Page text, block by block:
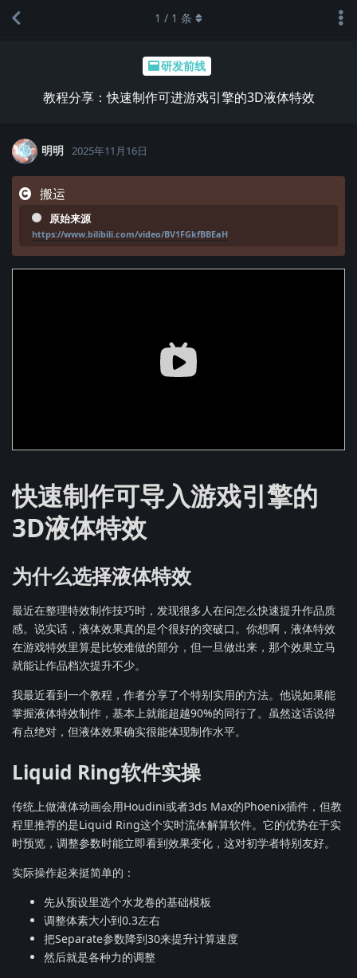
研发前线
教程分享：快速制作可进游戏引擎的3D液体特效
1 / 1 条
明明 2025年11月16日
搬运
原始来源
https://www.bilibili.com/video/BV1FGkfBBEaH
快速制作可导入游戏引擎的
3D液体特效
为什么选择液体特效
最近在整理特效制作技巧时，发现很多人在问怎么快速提升作品质
感。说实话，液体效果真的是个很好的突破口。你想啊，液体特效
在游戏特效里算是比较难做的部分，但一旦做出来，那个效果立马
就能让作品档次提升不少。
我最近看到一个教程，作者分享了个特别实用的方法。他说如果能
掌握液体特效制作，基本上就能超越90%的同行了。虽然这话说得
有点绝对，但液体效果确实很能体现制作水平。
Liquid Ring软件实操
传统上做液体动画会用Houdini或者3ds Max的Phoenix插件，但教
程里推荐的是Liquid Ring这个实时流体解算软件。它的优势在于实
时预览，调整参数时能立即看到效果变化，这对初学者特别友好。
实际操作起来挺简单的：
先从预设里选个水龙卷的基础模板
调整体素大小到0.3左右
把Separate参数降到30来提升计算速度
然后就是各种力的调整